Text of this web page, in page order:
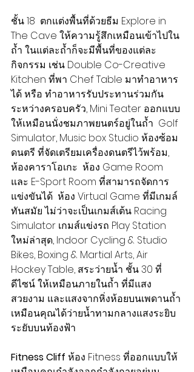
ชั้น 18  ตกแต่งพื้นที่ด้วยธีม Explore in
The Cave ให้ความรู้สึกเหมือนเข้าไปใน
ถ้ำ ในแต่ละถ้ำก็จะมีพื้นที่ของแต่ละ
กิจกรรม เช่น Double Co-Creative
Kitchen ที่พา Chef Table มาทำอาหาร
ได้ หรือ ทำอาหารรับประทานร่วมกัน
ระหว่างครอบครัว, Mini Teater ออกแบบ
ให้เหมือนนั่งชมภาพยนตร์อยู่ในถ้ำ  Golf
Simulator, Music box Studio ห้องซ้อม
ดนตรี ที่จัดเตรียมเครื่องดนตรีไว้พร้อม,
ห้องคาราโอเกะ  ห้อง Game Room
และ E-Sport Room ที่สามารถจัดการ
แข่งขันได้  ห้อง Virtual Game ที่มีเกมล์
ทันสมัย ไม่ว่าจะเป็นเกมส์เต้น Racing
Simulator เกมส์แข่งรถ Play Station
ใหม่ล่าสุด, Indoor Cycling & Studio
Bikes, Boxing & Martial Arts, Air
Hockey Table, สระว่ายน้ำ ชั้น 30 ที่
ดีไซน์ ให้เหมือนภายในถ้ำ ที่มีแสง
สวยงาม และแสงจากหิ่งห้อยบนเพดานถ้ำ
เหมือนคุณได้ว่ายน้ำทามกลางแสงระยิบ
ระยับบนท้องฟ้า
Fitness Cliff ห้อง Fitness ที่ออกแบบให้